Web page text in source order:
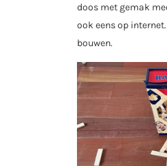
doos met gemak
ook eens op
bouwen.